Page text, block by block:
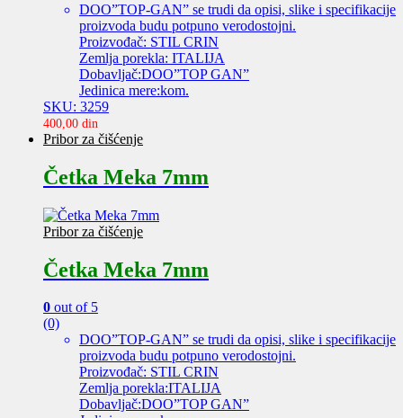
DOO”TOP-GAN” se trudi da opisi, slike i specifikacije
proizvoda budu potpuno verodostojni.
Proizvođač: STIL CRIN
Zemlja porekla: ITALIJA
Dobavljač:DOO”TOP GAN”
Jedinica mere:kom.
SKU: 3259
400,00 din
Pribor za čišćenje
Četka Meka 7mm
Pribor za čišćenje
Četka Meka 7mm
0 out of 5
(0)
DOO”TOP-GAN” se trudi da opisi, slike i specifikacije
proizvoda budu potpuno verodostojni.
Proizvođač: STIL CRIN
Zemlja porekla:ITALIJA
Dobavljač:DOO”TOP GAN”